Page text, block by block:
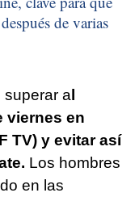
de varias
superar al
viernes en
TV) y evitar así
Los hombres
en las